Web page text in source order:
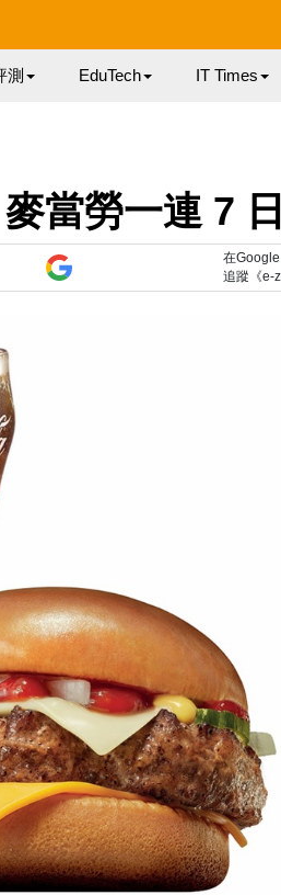
測 EduTech IT Times
當勞一連 7
在Google
追蹤《e-